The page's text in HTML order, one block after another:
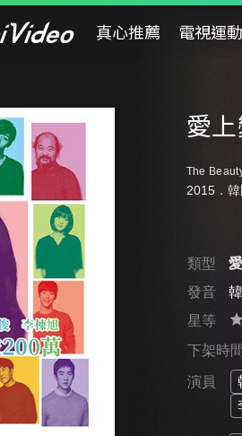
真心推薦 電視運
愛
The
2015．韓
類型
發音
星等
下架時
演員